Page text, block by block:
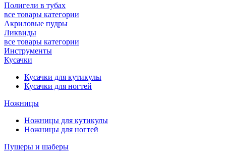
Полигели в тубах
все товары категории
Акриловые пудры
Ликвиды
все товары категории
Инструменты
Кусачки
Кусачки для кутикулы
Кусачки для ногтей
Ножницы
Ножницы для кутикулы
Ножницы для ногтей
Пушеры и шаберы